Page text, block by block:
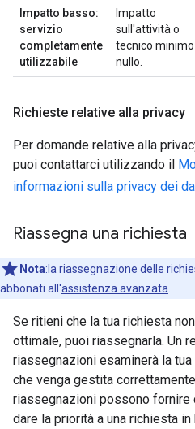
Impatto basso:
servizio
completamente
utilizzabile
Impatto
sull'attività o
tecnico minimo
nullo.
Richieste relative alla privacy
Per domande relative alla
puoi contattarci utilizzando il
informazioni sulla privacy dei
Riassegna una richiesta
Nota:la riassegnazione delle
abbonati all'assistenza avanzata
Se ritieni che la tua richiesta
ottimale, puoi riassegnarla. Un
riassegnazioni esaminerà la
che venga gestita
riassegnazioni possono fornire
dare la priorità a una richiesta